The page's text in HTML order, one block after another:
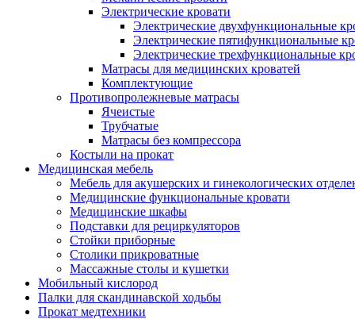
Электрические кровати
Электрические двухфункциональные
Электрические пятифункциональные
Электрические трехфункциональные
Матрасы для медицинских кроватей
Комплектующие
Противопролежневые матрасы
Ячеистые
Трубчатые
Матрасы без компрессора
Костыли на прокат
Медицинская мебель
Мебель для акушерских и гинекологических
Медицинские функциональные кровати
Медицинские шкафы
Подставки для рециркуляторов
Стойки приборные
Столики прикроватные
Массажные столы и кушетки
Мобильный кислород
Палки для скандинавской ходьбы
Прокат медтехники